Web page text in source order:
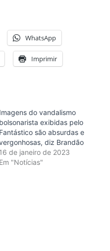
WhatsApp
Imprimir
Imagens do vandalismo
bolsonarista exibidas pelo
Fantástico são absurdas e
diz Brandão
16 de janeiro de 2023
Em "Notícias"